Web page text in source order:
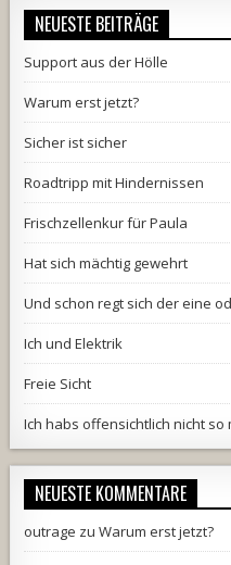
NEUESTE BEITRÄGE
Support aus der Hölle
Warum erst jetzt?
Sicher ist sicher
Roadtripp mit Hindernissen
Frischzellenkur für Paula
Hat sich mächtig gewehrt
Und schon regt sich der eine
Ich und Elektrik
Freie Sicht
Ich habs offensichtlich nicht so
NEUESTE KOMMENTARE
outrage zuWarum erst jetzt?